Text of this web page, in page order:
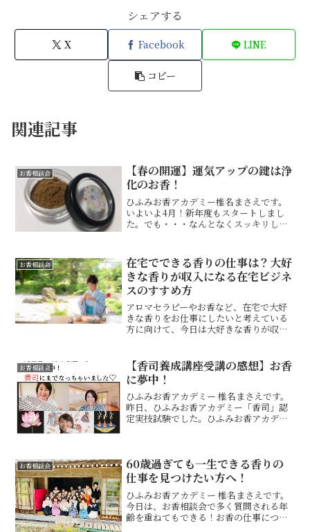
シェアする
X Facebook LINE
コピー
関連記事
お香相談会
【春の開運】運気アップの鍵は浄
化のお香！
ひふみお香アカデミー椎名まさえです。
いよいよ4月！新年度もスタートしまし
た。でも・・・なんとなくスッキリしな
が大きく、「体がだるい」「気分がもや
もやする」といった不調を...
お香相談会
在宅でできる香りの仕事は？大好
きな香りが収入になる在宅ビジネ
スのすすめ方
アロマセラピーやお香など、在宅で大好
きな香りをお仕事にしたいと考えている
方に向けて、今日は大好きな香りが収入
お香相談会
【香司養成講座受講の感想】お香
に夢中！
ひふみお香アカデミー 椎名まさえです。
昨日、ひふみお香アカデミー「香司」認
定実技試験でした。ひふみお香アカデミ
香アカデミーでは認...
お香相談会
60歳過ぎても一生できる香りの
仕事を見つけたい方へ！
ひふみお香アカデミー 椎名まさえです。
今日は、お香相談会で多く質問される年
齢を重ねてもできる！お香の仕事につい